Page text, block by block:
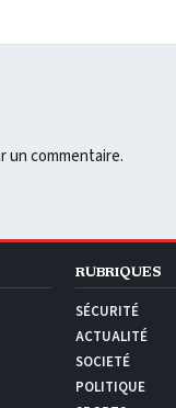
un commentaire.
RUBRIQUES
SÉCURITÉ
ACTUALITÉ
SOCIETÉ
POLITIQUE